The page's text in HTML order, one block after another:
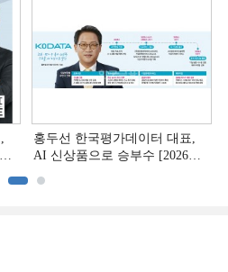
홍두선 한국평가데이터 대표,
AI 신상품으로 승부수 [2026